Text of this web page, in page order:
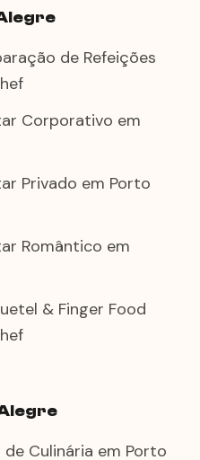
de Refeições
Corporativo em
Privado em Porto
Romântico em
& Finger Food
de Culinária em Porto